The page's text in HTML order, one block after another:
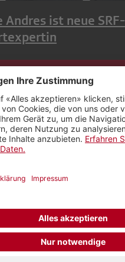
Andres ist neue SRF-
abonnieren